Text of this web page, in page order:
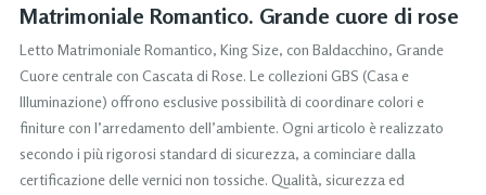
Matrimoniale Romantico. Grande cuore di rose
Letto Matrimoniale Romantico, King Size, con Baldacchino, Grande
Cuore centrale con Cascata di Rose. Le collezioni GBS (Casa e
Illuminazione) offrono esclusive possibilità di coordinare colori e
finiture con l’arredamento dell’ambiente. Ogni articolo è realizzato
secondo i più rigorosi standard di sicurezza, a cominciare dalla
certificazione delle vernici non tossiche. Qualità, sicurezza ed